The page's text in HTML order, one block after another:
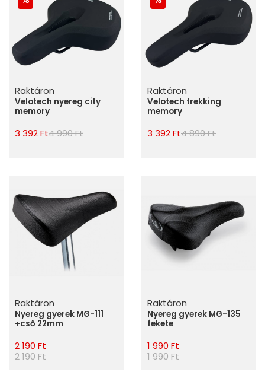
Raktáron
Velotech nyereg city
memory
3 392 Ft4 990 Ft
Raktáron
Velotech trekking
memory
3 392 Ft4 890 Ft
Raktáron
Nyereg gyerek MG-111
+cső 22mm
2 190 Ft
2 190 Ft
Raktáron
Nyereg gyerek MG-135
fekete
1 990 Ft
1 990 Ft